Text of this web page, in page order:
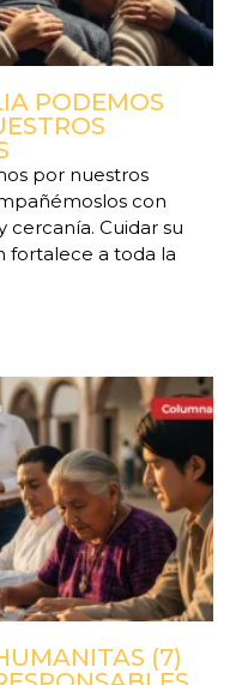
PODEMOS
por nuestros
con
cercanía. Cuidar su
fortalece a toda la
(7)